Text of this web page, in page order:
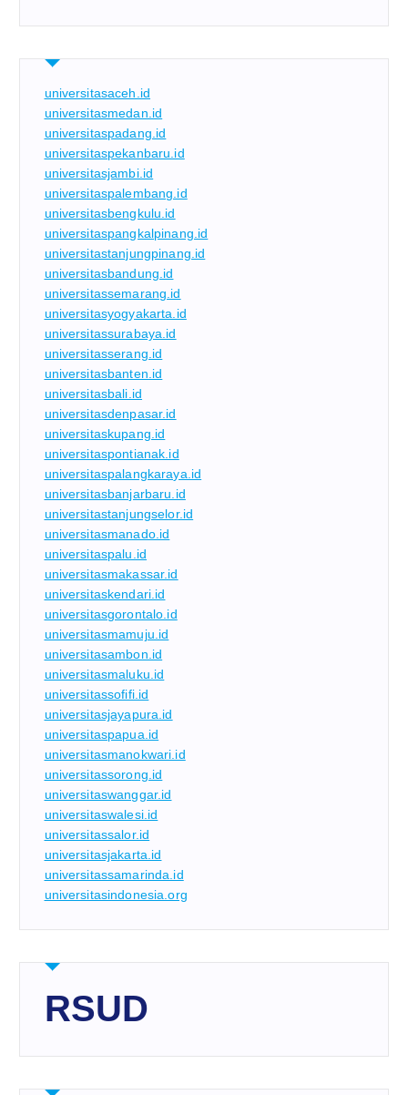
universitasaceh.id
universitasmedan.id
universitaspadang.id
universitaspekanbaru.id
universitasjambi.id
universitaspalembang.id
universitasbengkulu.id
universitaspangkalpinang.id
universitastanjungpinang.id
universitasbandung.id
universitassemarang.id
universitasyogyakarta.id
universitassurabaya.id
universitasserang.id
universitasbanten.id
universitasbali.id
universitasdenpasar.id
universitaskupang.id
universitaspontianak.id
universitaspalangkaraya.id
universitasbanjarbaru.id
universitastanjungselor.id
universitasmanado.id
universitaspalu.id
universitasmakassar.id
universitaskendari.id
universitasgorontalo.id
universitasmamuju.id
universitasambon.id
universitasmaluku.id
universitassofifi.id
universitasjayapura.id
universitaspapua.id
universitasmanokwari.id
universitassorong.id
universitaswanggar.id
universitaswalesi.id
universitassalor.id
universitasjakarta.id
universitassamarinda.id
universitasindonesia.org
RSUD